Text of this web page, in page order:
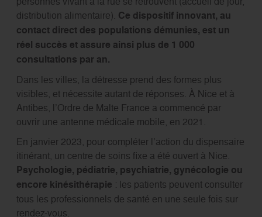
distribution alimentaire). Ce dispositif innovant, au
contact direct des populations démunies, est un
réel succès et assure ainsi plus de 1 000
consultations par an.
Dans les villes, la détresse prend des formes plus
visibles, et nécessite autant de réponses. À Nice et à
Antibes, l’Ordre de Malte France a commencé par
ouvrir une antenne médicale mobile, en 2021.
En janvier 2023, pour compléter l’action du dispensaire
itinérant, un centre de soins fixe a été ouvert à Nice.
Psychologie, pédiatrie, psychiatrie, gynécologie ou
encore kinésithérapie : les patients peuvent consulter
tous les professionnels de santé en une seule fois sur
rendez-vous.